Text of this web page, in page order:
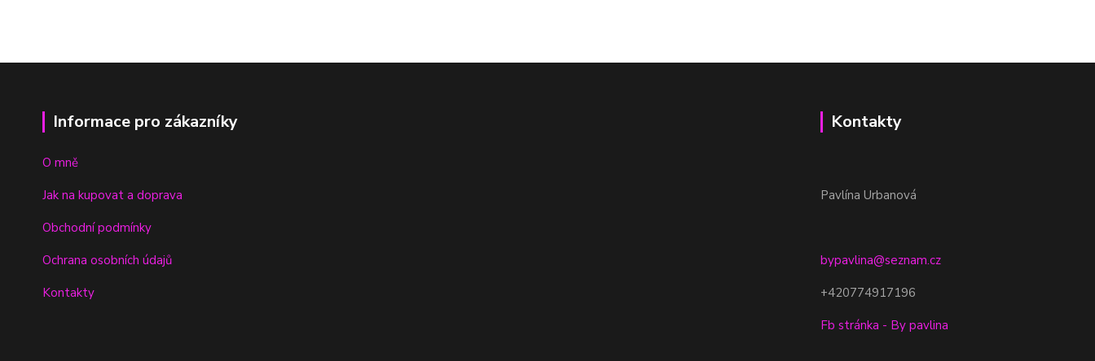
Informace pro zákazníky
O mně
Jak na kupovat a doprava
Obchodní podmínky
Ochrana osobních údajů
Kontakty
Kontakty
Pavlína Urbanová
bypavlina@seznam.cz
+420774917196
Fb stránka - By pavlina